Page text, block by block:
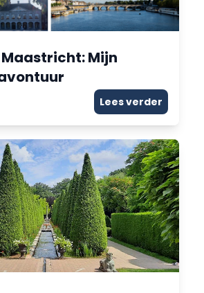
Maastricht: Mijn
Lees verder